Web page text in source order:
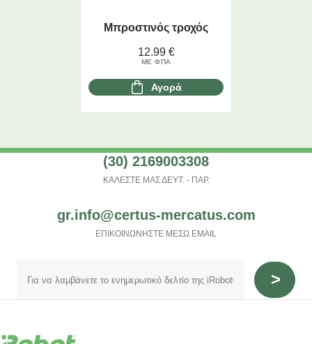
Μπροστινός τροχός
12.99 €
ΜΕ ΦΠΑ
Αγορά
(30) 2169003308
ΚΑΛΕΣΤΕ ΜΑΣ ΔΕΥΤ. - ΠΑΡ.
gr.info@certus-mercatus.com
ΕΠΙΚΟΙΝΩΝΗΣΤΕ ΜΕΣΩ EMAIL